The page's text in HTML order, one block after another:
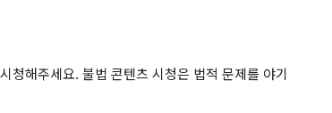
청해주세요. 불법 콘텐츠 시청은 법적 문제를 야기